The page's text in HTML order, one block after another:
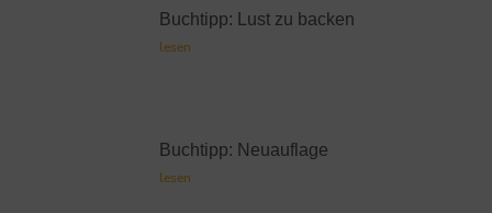
Buchtipp: Lust zu backen
lesen
Buchtipp: Neuauflage
lesen